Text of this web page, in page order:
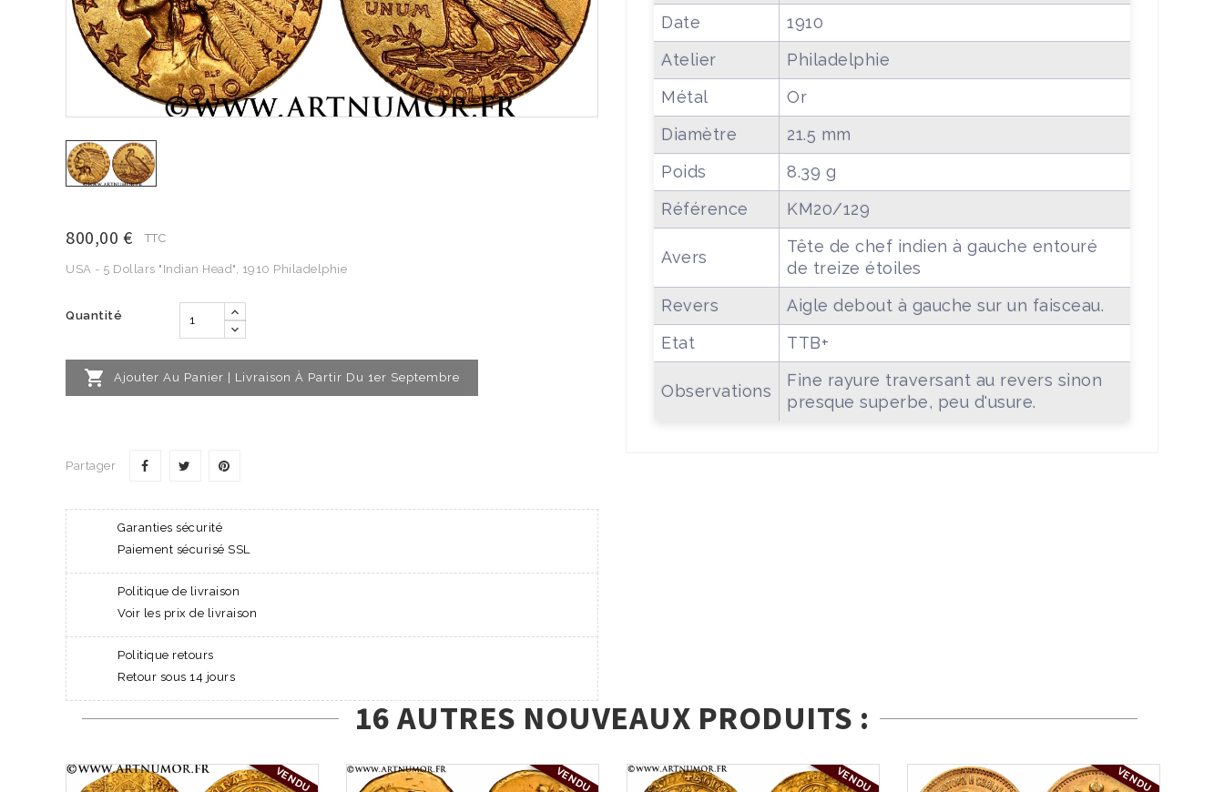
800,00 € TTC
USA - 5 Dollars "Indian Head", 1910 Philadelphie
Quantité
 Ajouter Au Panier | Livraison À Partir Du 1er Septembre
Partager
Garanties sécurité
Paiement sécurisé SSL
Politique de livraison
Voir les prix de livraison
Politique retours
Retour sous 14 jours
Date
1910
Atelier
Philadelphie
Métal
Or
Diamètre
21.5 mm
Poids
8.39 g
Référence
KM20/129
Avers
Tête de chef indien à gauche entouré
de treize étoiles
Revers
Aigle debout à gauche sur un faisceau.
Etat
TTB+
Observations
Fine rayure traversant au revers sinon
presque superbe, peu d'usure.
16 AUTRES NOUVEAUX PRODUITS :
VENDU VENDU VENDU VENDU